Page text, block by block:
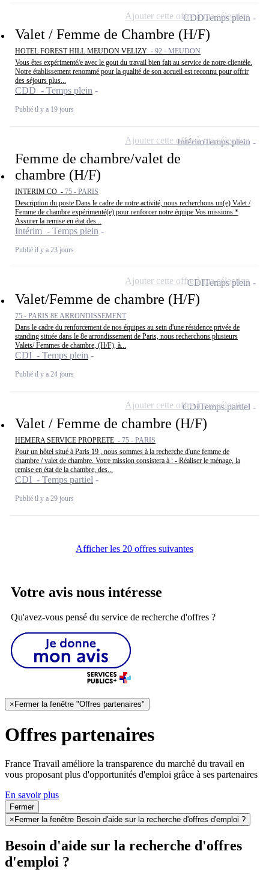
Valet / Femme de Chambre (H/F)
HOTEL FOREST HILL MEUDON VELIZY - 92 - MEUDON
Vous êtes expérimenté/e avec le gout du travail bien fait au service de notre clientèle.
Notre établissement renommé pour la qualité de son accueil est reconnu pour offrir
des séjours plus...
CDD - Temps plein
Publié il y a 19 jours
CDDTemps plein
Ajouter cette offre à ma sélection
Femme de chambre/valet de
chambre (H/F)
INTERIM CO - 75 - PARIS
Description du poste Dans le cadre de notre activité, nous recherchons un(e) Valet /
Femme de chambre expérimenté(e) pour renforcer notre équipe Vos missions *
Assurer la remise en état des...
Intérim - Temps plein
Publié il y a 23 jours
IntérimTemps plein
Ajouter cette offre à ma sélection
Valet/Femme de chambre (H/F)
75 - PARIS 8E ARRONDISSEMENT
Dans le cadre du renforcement de nos équipes au sein d'une résidence privée de
standing située dans le 8e arrondissement de Paris, nous recherchons plusieurs
Valets/ Femmes de chambre, (H/F), à...
CDI - Temps plein
Publié il y a 24 jours
CDITemps plein
Ajouter cette offre à ma sélection
Valet / Femme de chambre (H/F)
HEMERA SERVICE PROPRETE - 75 - PARIS
Pour un hôtel situé à Paris 19 , nous sommes à la recherche d'une femme de
chambre / valet de chambre. Votre mission consistera à : - Réaliser le ménage, la
remise en état de la chambre, des...
CDI - Temps partiel
Publié il y a 29 jours
CDITemps partiel
Ajouter cette offre à ma sélection
Afficher les 20 offres suivantes
Votre avis nous intéresse
Qu'avez-vous pensé du service de recherche d'offres ?
× Fermer la fenêtre "Offres partenaires"
Offres partenaires
France Travail améliore la transparence du marché du travail en
vous proposant plus d'opportunités d'emploi grâce à ses partenaires
En savoir plus
Fermer
× Fermer la fenêtre Besoin d'aide sur la recherche d'offres d'emploi ?
Besoin d'aide sur la recherche d'offres
d'emploi ?